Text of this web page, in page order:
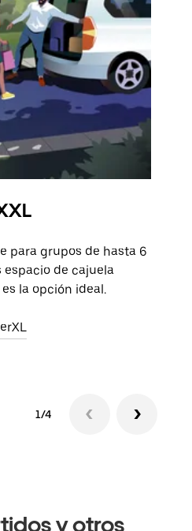
para grupos de hasta 6
espacio de cajuela
la opción ideal.
1/4
y otros